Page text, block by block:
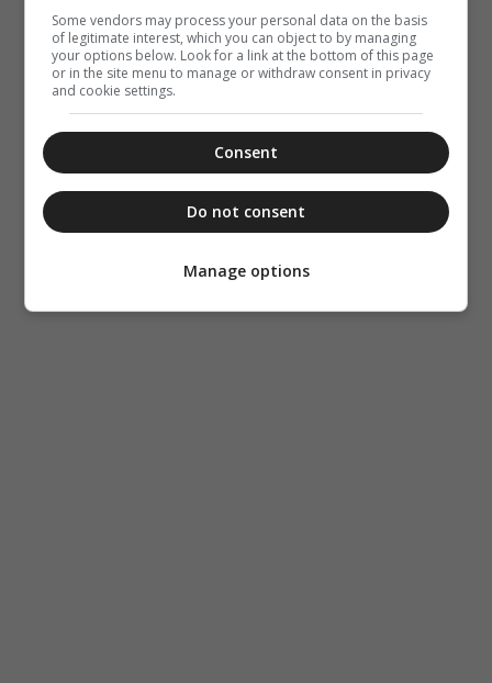
Some vendors may process your personal data on the basis
of legitimate interest, which you can object to by managing
your options below. Look for a link at the bottom of this page
or in the site menu to manage or withdraw consent in privacy
and cookie settings.
Consent
Do not consent
Manage options